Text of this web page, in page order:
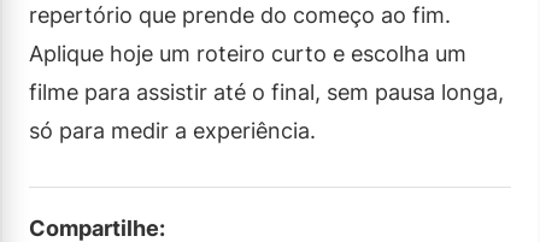
repertório que prende do começo ao fim.
Aplique hoje um roteiro curto e escolha um
filme para assistir até o final, sem pausa longa,
só para medir a experiência.
Compartilhe: